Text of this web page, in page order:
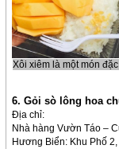
Xôi xiêm là một món
6. Gỏi sò lông hoa
Địa chỉ:
Nhà hàng Vườn Táo –
Hương Biển: Khu Phố